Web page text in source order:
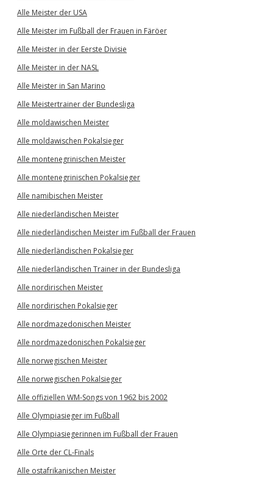
Alle Meister der USA
Alle Meister im Fußball der Frauen in Färöer
Alle Meister in der Eerste Divisie
Alle Meister in der NASL
Alle Meister in San Marino
Alle Meistertrainer der Bundesliga
Alle moldawischen Meister
Alle moldawischen Pokalsieger
Alle montenegrinischen Meister
Alle montenegrinischen Pokalsieger
Alle namibischen Meister
Alle niederländischen Meister
Alle niederländischen Meister im Fußball der Frauen
Alle niederländischen Pokalsieger
Alle niederländischen Trainer in der Bundesliga
Alle nordirischen Meister
Alle nordirischen Pokalsieger
Alle nordmazedonischen Meister
Alle nordmazedonischen Pokalsieger
Alle norwegischen Meister
Alle norwegischen Pokalsieger
Alle offiziellen WM-Songs von 1962 bis 2002
Alle Olympiasieger im Fußball
Alle Olympiasiegerinnen im Fußball der Frauen
Alle Orte der CL-Finals
Alle ostafrikanischen Meister